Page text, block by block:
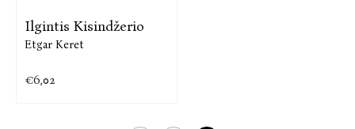
Ilgintis Kisindžerio
Etgar Keret
€6,02